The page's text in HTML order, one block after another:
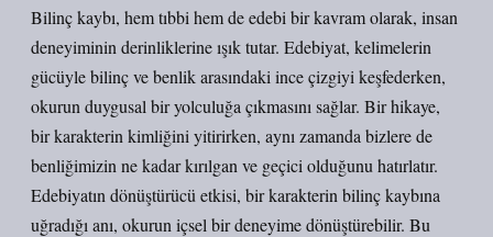
Bilinç kaybı, hem tıbbi hem de edebi bir kavram olarak, insan
deneyiminin derinliklerine ışık tutar. Edebiyat, kelimelerin
gücüyle bilinç ve benlik arasındaki ince çizgiyi keşfederken,
okurun duygusal bir yolculuğa çıkmasını sağlar. Bir hikaye,
bir karakterin kimliğini yitirirken, aynı zamanda bizlere de
benliğimizin ne kadar kırılgan ve geçici olduğunu hatırlatır.
Edebiyatın dönüştürücü etkisi, bir karakterin bilinç kaybına
uğradığı anı, okurun içsel bir deneyime dönüştürebilir. Bu